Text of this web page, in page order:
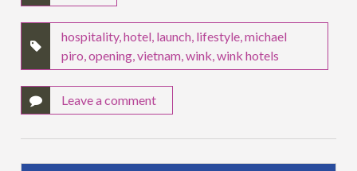
hospitality,hotel, launch, lifestyle,michael
piro,opening,vietnam,wink,wink hotels
Leave a comment